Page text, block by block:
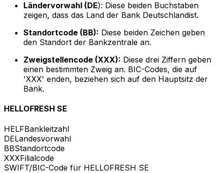
Ländervorwahl (DE): Diese beiden Buchstaben
zeigen, dass das Land der Bank Deutschlandist.
Standortcode (BB): Diese beiden Zeichen geben
den Standort der Bankzentrale an.
Zweigstellencode (XXX): Diese drei Ziffern geben
einen bestimmten Zweig an. BIC-Codes, die auf
'XXX' enden, beziehen sich auf den Hauptsitz der
Bank.
HELLOFRESH SE
HELFBankleitzahl
DELandesvorwahl
BBStandortcode
XXXFilialcode
SWIFT/BIC-Code für HELLOFRESH SE